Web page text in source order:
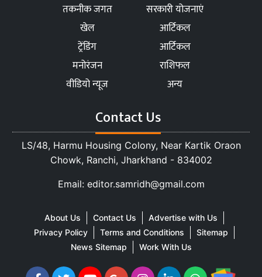
तकनीक जगत
सरकारी योजनाएं
खेल
आर्टिकल
ट्रेंडिंग
आर्टिकल
मनोरंजन
राशिफल
वीडियो न्यूज
अन्य
Contact Us
LS/48, Harmu Housing Colony, Near Kartik Oraon
Chowk, Ranchi, Jharkhand - 834002
Email: editor.samridh@gmail.com
About Us Contact Us
Advertise with Us
Privacy Policy
Terms and Conditions
Sitemap
News Sitemap
Work With Us